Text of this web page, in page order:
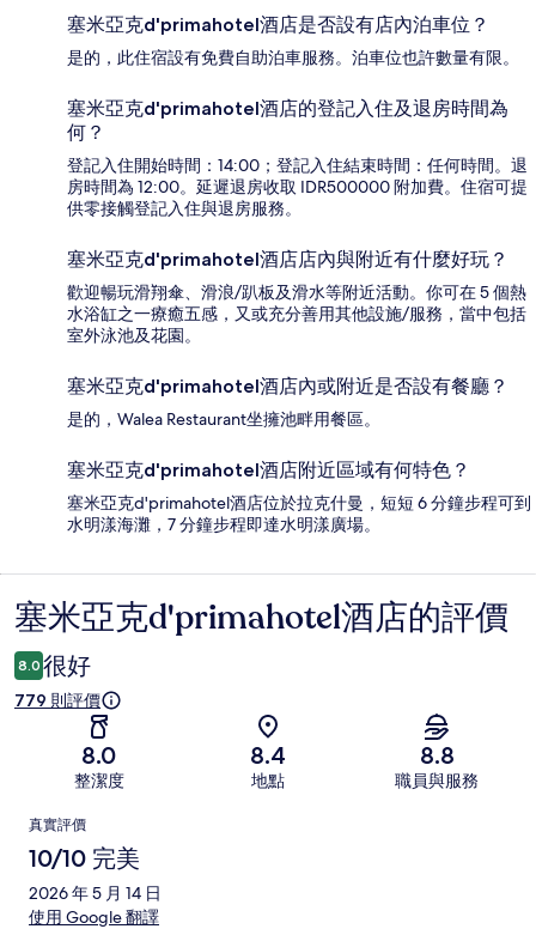
塞米亞克d'primahotel酒店是否設有店內泊車位？
是的，此住宿設有免費自助泊車服務。泊車位也許數量有限。
塞米亞克d'primahotel酒店的登記入住及退房時間為
何？
登記入住開始時間：14:00；登記入住結束時間：任何時間。退
房時間為 12:00。延遲退房收取 IDR500000 附加費。住宿可提
供零接觸登記入住與退房服務。
塞米亞克d'primahotel酒店店內與附近有什麼好玩？
歡迎暢玩滑翔傘、滑浪/趴板及滑水等附近活動。你可在 5 個熱
水浴缸之一療癒五感，又或充分善用其他設施/服務，當中包括
室外泳池及花園。
塞米亞克d'primahotel酒店內或附近是否設有餐廳？
是的，Walea Restaurant坐擁池畔用餐區。
塞米亞克d'primahotel酒店附近區域有何特色？
塞米亞克d'primahotel酒店位於拉克什曼，短短 6 分鐘步程可到
水明漾海灘，7 分鐘步程即達水明漾廣場。
評
價
塞米亞克d'primahotel酒店的評價
8.0 很好
779 則評價
8.0
整潔度
8.4
地點
8.8
職員與服務
評
價
真實評價
10/10 完美
2026 年 5 月 14 日
使用 Google 翻譯